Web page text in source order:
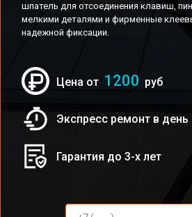
шпатель для отсоединения клавиш,
мелкими деталями и фирменные
надежной фиксации.
Цена от 1200 руб
Экспресс ремонт в
Гарантия до 3-х лет